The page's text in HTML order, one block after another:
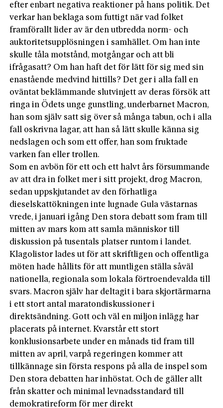
efter enbart negativa reaktioner på hans politik. Det
verkar han beklaga som futtigt när vad folket
framförallt lider av är den utbredda norm- och
auktoritetsupplösningen i samhället. Om han inte
skulle tåla motstånd, motgångar och att bli
ifrågasatt? Om han haft det för lätt för sig med sin
enastående medvind hittills? Det ger i alla fall en
oväntat beklämmande slutvinjett av deras försök att
ringa in Ödets unge gunstling, underbarnet Macron,
han som själv satt sig över så många tabun, och i alla
fall oskrivna lagar, att han så lätt skulle känna sig
nedslagen och som ett offer, han som fruktade
varken fan eller trollen.
Som en avbön för ett och ett halvt års försummande
av att dra in folket mer i sitt projekt, drog Macron,
sedan uppskjutandet av den förhatliga
dieselskattökningen inte lugnade Gula västarnas
vrede, i januari igång Den stora debatt som fram till
mitten av mars kom att samla människor till
diskussion på tusentals platser runtom i landet.
Klagolistor lades ut för att skriftligen och offentliga
möten hade hållits för att muntligen ställa såväl
nationella, regionala som lokala förtroendevalda till
svars. Macron själv har deltagit i bara skjortärmarna
i ett stort antal maratondiskussioner i
direktsändning. Gott och väl en miljon inlägg har
placerats på internet. Kvarstår ett stort
konklusionsarbete under en månads tid fram till
mitten av april, varpå regeringen kommer att
tillkännage sin första respons på alla de inspel som
Den stora debatten har inhöstat. Och de gäller allt
från skatter och minimal levnadsstandard till
demokratireform för mer direkt